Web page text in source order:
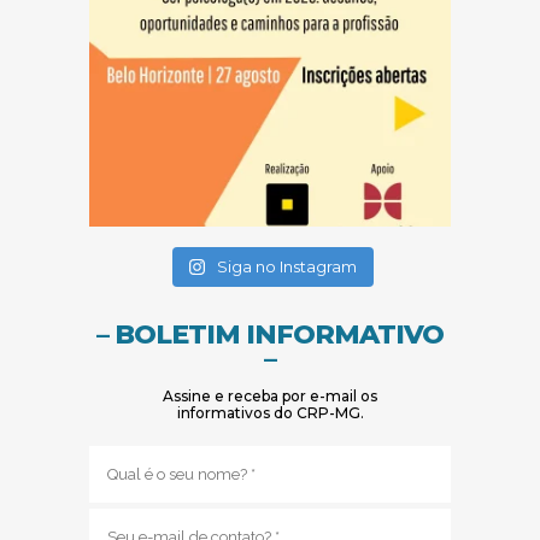
Siga no Instagram
– BOLETIM INFORMATIVO
–
Assine e receba por e-mail os
informativos do CRP-MG.
mail